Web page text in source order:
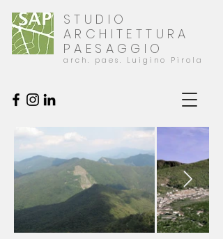
STUDIO
ARCHITETTURA
PAESAGGIO
arch. paes. Luigino Pirola